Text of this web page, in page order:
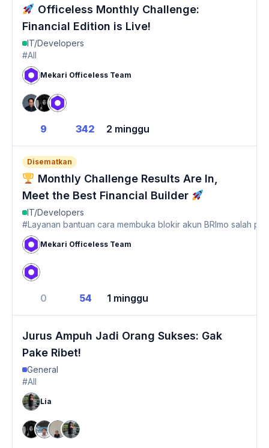
Officeless Monthly Challenge:
Financial Edition is Live!
IT/Developers
#All
Mekari Officeless Team
9 342 2 minggu
Disematkan
Monthly Challenge Results Are In,
Meet the Best Financial Builder
IT/Developers
#Layanan bantuan cara membuka blokir akun BRImo salah
Mekari Officeless Team
0 54 1 minggu
Jurus Ampuh Jadi Orang Sukses: Gak
Pake Ribet!
General
#All
Lia